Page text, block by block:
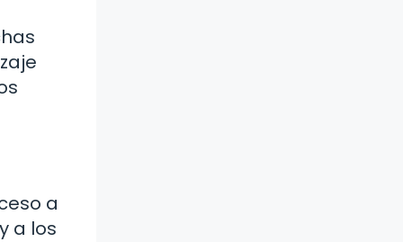
a
a los